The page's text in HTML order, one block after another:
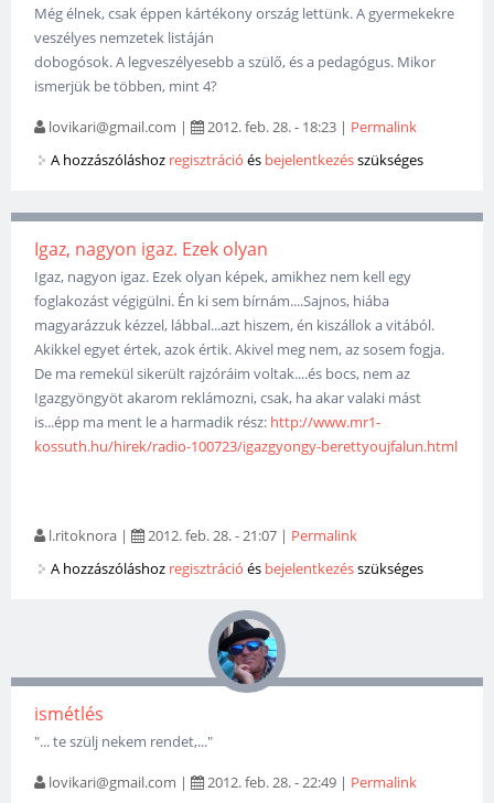
Még élnek, csak éppen kártékony ország lettünk. A gyermekekre
veszélyes nemzetek listáján
dobogósok. A legveszélyesebb a szülő, és a pedagógus. Mikor
ismerjük be többen, mint 4?
lovikari@gmail.com | 2012. feb. 28. - 18:23 | Permalink
A hozzászóláshoz regisztráció és bejelentkezésszükséges
Igaz, nagyon igaz. Ezek olyan
Igaz, nagyon igaz. Ezek olyan képek, amikhez nem kell egy
foglakozást végigülni. Én ki sem bírnám....Sajnos, hiába
magyarázzuk kézzel, lábbal...azt hiszem, én kiszállok a vitából.
Akikkel egyet értek, azok értik. Akivel meg nem, az sosem fogja.
De ma remekül sikerült rajzóráim voltak....és bocs, nem az
Igazgyöngyöt akarom reklámozni, csak, ha akar valaki mást
is...épp ma ment le a harmadik rész: http://www.mr1-
kossuth.hu/hirek/radio-100723/igazgyongy-berettyoujfalun.html
l.ritoknora | 2012. feb. 28. - 21:07 | Permalink
A hozzászóláshoz regisztráció és bejelentkezésszükséges
ismétlés
"... te szülj nekem rendet,..."
lovikari@gmail.com | 2012. feb. 28. - 22:49 | Permalink